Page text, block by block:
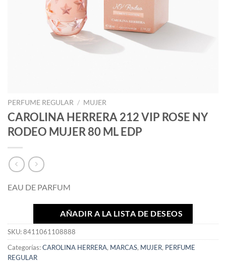
PERFUME REGULAR / MUJER
CAROLINA HERRERA 212 VIP ROSE NY
RODEO MUJER 80 ML EDP
EAU DE PARFUM
AÑADIR A LA LISTA DE DESEOS
SKU:8411061108888
Categorías:CAROLINA HERRERA, MARCAS, MUJER, PERFUME
REGULAR